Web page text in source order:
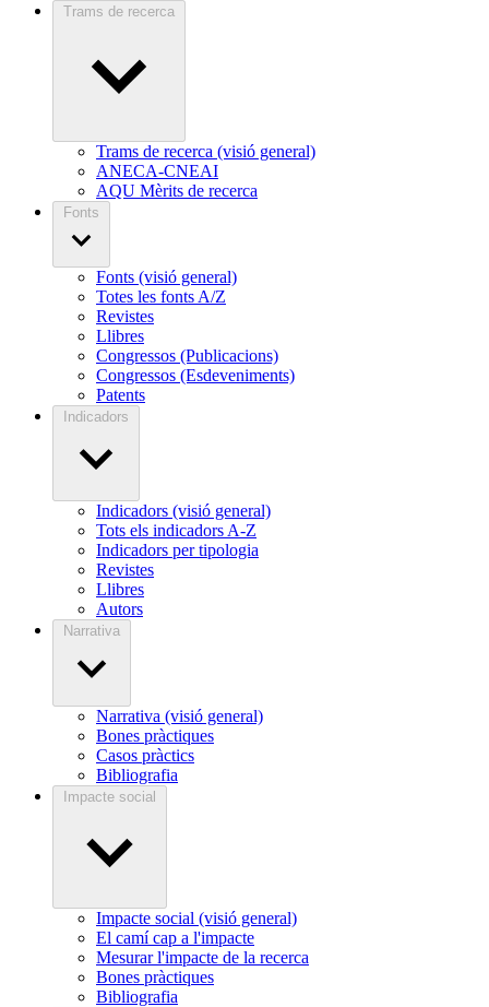
Trams de recerca
Trams de recerca (visió general)
ANECA-CNEAI
AQU Mèrits de recerca
Fonts
Fonts (visió general)
Totes les fonts A/Z
Revistes
Llibres
Congressos (Publicacions)
Congressos (Esdeveniments)
Patents
Indicadors
Indicadors (visió general)
Tots els indicadors A-Z
Indicadors per tipologia
Revistes
Llibres
Autors
Narrativa
Narrativa (visió general)
Bones pràctiques
Casos pràctics
Bibliografia
Impacte social
Impacte social (visió general)
El camí cap a l'impacte
Mesurar l'impacte de la recerca
Bones pràctiques
Bibliografia